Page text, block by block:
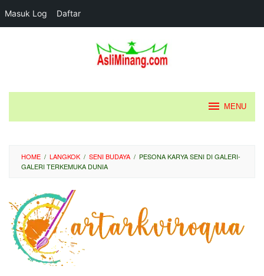
Masuk Log Daftar
MENU
HOME / LANGKOK / SENI BUDAYA / PESONA KARYA SENI DI GALERI-
GALERI TERKEMUKA DUNIA